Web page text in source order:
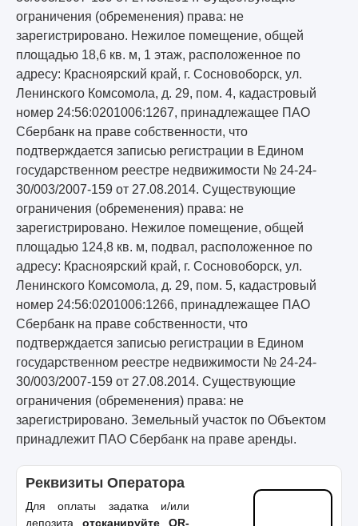
ограничения (обременения) права: не
зарегистрировано. Нежилое помещение, общей
площадью 18,6 кв. м, 1 этаж, расположенное по
адресу: Красноярский край, г. Сосновоборск, ул.
Ленинского Комсомола, д. 29, пом. 4, кадастровый
номер 24:56:0201006:1267, принадлежащее ПАО
Сбербанк на праве собственности, что
подтверждается записью регистрации в Едином
государственном реестре недвижимости № 24-24-
30/003/2007-159 от 27.08.2014. Существующие
ограничения (обременения) права: не
зарегистрировано. Нежилое помещение, общей
площадью 124,8 кв. м, подвал, расположенное по
адресу: Красноярский край, г. Сосновоборск, ул.
Ленинского Комсомола, д. 29, пом. 5, кадастровый
номер 24:56:0201006:1266, принадлежащее ПАО
Сбербанк на праве собственности, что
подтверждается записью регистрации в Едином
государственном реестре недвижимости № 24-24-
30/003/2007-159 от 27.08.2014. Существующие
ограничения (обременения) права: не
зарегистрировано. Земельный участок по Объектом
принадлежит ПАО Сбербанк на праве аренды.
Реквизиты Оператора
Для оплаты задатка и/или
депозита отсканируйте QR-